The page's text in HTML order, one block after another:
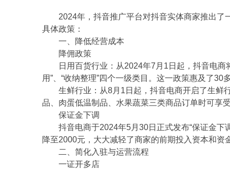
2024年，抖音推广平台对抖音实体商家推出
具体政策：
一、降低经营成本
降佣政策
日用百货行业：从2024年7月1日起，抖音电商
用”、“收纳整理”四个一级类目。这一政策惠及了
生鲜行业：从8月1日起，抖音电商开启了生鲜
品、肉蛋低温制品、水果蔬菜三类商品订单时可享
保证金下调
抖音电商于2024年5月30日正式发布“保证金
降至2000元，大大减轻了商家的前期投入资本和资
二、简化入驻与运营流程
一证开多店